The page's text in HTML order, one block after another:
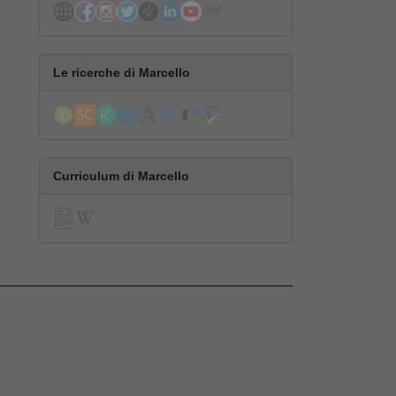
Le ricerche di Marcello
Curriculum di Marcello